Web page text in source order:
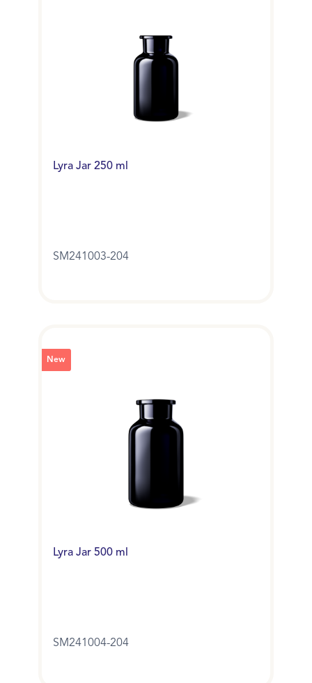
Lyra Jar 250 ml
SM241003-204
New
Lyra Jar 500 ml
SM241004-204